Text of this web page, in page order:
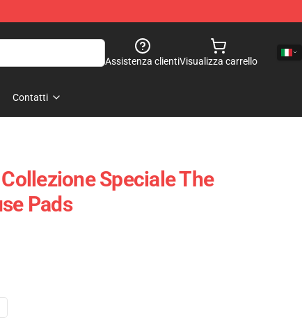
Assistenza clientiVisualizza carrello
Contatti
Speciale The
Pads